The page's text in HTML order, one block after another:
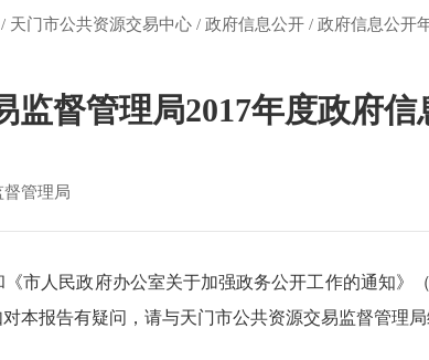
/ 天门市公共资源交易中心 / 政府信息公开 / 政府信息公开
监督管理局2017年度政府
管理局
市人民政府办公室关于加强政务公开工作的通知》
本报告有疑问，请与天门市公共资源交易监督管理局